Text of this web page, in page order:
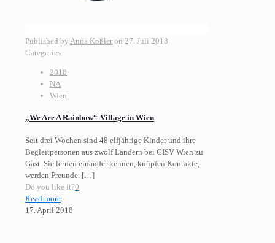
Published by Anna Kößler on 27. Juli 2018
Categories
2018
NA
Wien
„We Are A Rainbow“-Village in Wien
Seit drei Wochen sind 48 elfjährige Kinder und ihre
Begleitpersonen aus zwölf Ländern bei CISV Wien zu
Gast. Sie lernen einander kennen, knüpfen Kontakte,
werden Freunde. […]
Do you like it?0
Read more
17. April 2018